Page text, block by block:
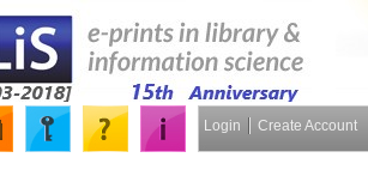
Login Create Account